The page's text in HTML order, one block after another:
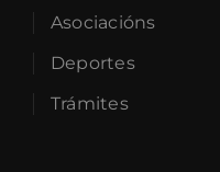
Asociacións
Deportes
Trámites